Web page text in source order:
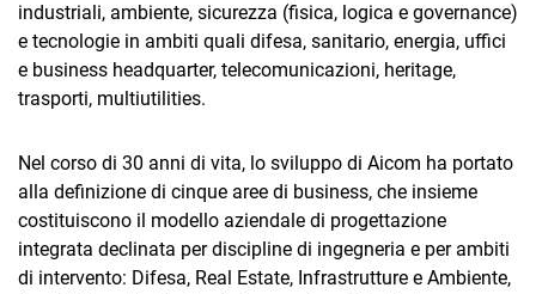
TeamSystem Store
industriali, ambiente, sicurezza (fisica, logica e governance)
e tecnologie in ambiti quali difesa, sanitario, energia, uffici
e business headquarter, telecomunicazioni, heritage,
trasporti, multiutilities.
Nel corso di 30 anni di vita, lo sviluppo di Aicom ha portato
alla definizione di cinque aree di business, che insieme
costituiscono il modello aziendale di progettazione
integrata declinata per discipline di ingegneria e per ambiti
di intervento: Difesa, Real Estate, Infrastrutture e Ambiente,